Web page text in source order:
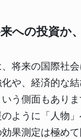
への投資か
将来の国際社
や、経済的な
う側面もありま
ように「人物
果測定は極め